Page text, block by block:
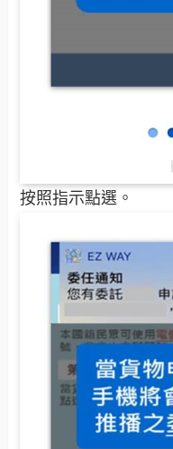
按照指示點選。